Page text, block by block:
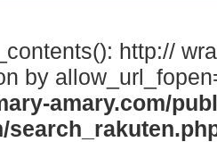
http://
by
amary.com/